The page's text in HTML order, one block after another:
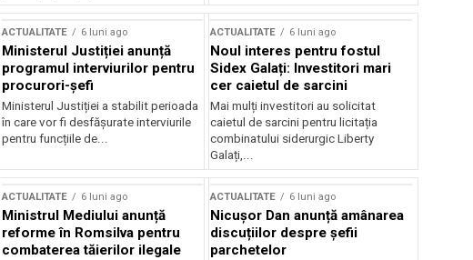
ACTUALITATE 6 luni ago
Ministerul Justiției anunță
programul interviurilor pentru
procurori-șefi
Ministerul Justiției a stabilit perioada
în care vor fi desfășurate interviurile
pentru funcțiile de...
ACTUALITATE 6 luni ago
Noul interes pentru fostul
Sidex Galați: Investitori mari
cer caietul de sarcini
Mai mulți investitori au solicitat
caietul de sarcini pentru licitația
combinatului siderurgic Liberty
Galați,...
ACTUALITATE 6 luni ago
Ministrul Mediului anunță
reforme în Romsilva pentru
combaterea tăierilor ilegale
ACTUALITATE 6 luni ago
Nicușor Dan anunță amânarea
discuțiilor despre șefii
parchetelor